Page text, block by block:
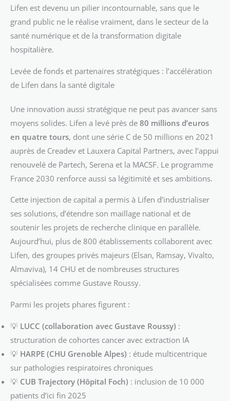
Lifen est devenu un pilier incontournable, sans que le
grand public ne le réalise vraiment, dans le secteur de la
santé numérique et de la transformation digitale
hospitalière.
Levée de fonds et partenaires stratégiques : l’accélération
de Lifen dans la santé digitale
Une innovation aussi stratégique ne peut pas avancer sans
moyens solides. Lifen a levé près de 80 millions d’euros
en quatre tours, dont une série C de 50 millions en 2021
auprès de Creadev et Lauxera Capital Partners, avec l’appui
renouvelé de Partech, Serena et la MACSF. Le programme
France 2030 renforce aussi sa légitimité et ses ambitions.
Cette injection de capital a permis à Lifen d’industrialiser
ses solutions, d’étendre son maillage national et de
soutenir les projets de recherche clinique en parallèle.
Aujourd’hui, plus de 800 établissements collaborent avec
Lifen, des groupes privés majeurs (Elsan, Ramsay, Vivalto,
Almaviva), 14 CHU et de nombreuses structures
spécialisées comme Gustave Roussy.
Parmi les projets phares figurent :
💡 LUCC (collaboration avec Gustave Roussy) :
structuration de cohortes cancer avec extraction IA
💡 HARPE (CHU Grenoble Alpes) : étude multicentrique
sur pathologies respiratoires chroniques
💡 CUB Trajectory (Hôpital Foch) : inclusion de 10 000
patients d’ici fin 2025